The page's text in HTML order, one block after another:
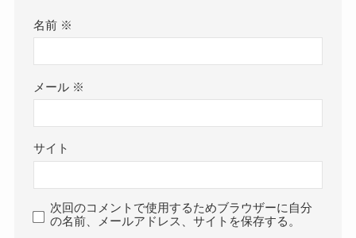
名前 ※
メール ※
サイト
次回のコメントで使用するためブラウザーに自分
の名前、メールアドレス、サイトを保存する。